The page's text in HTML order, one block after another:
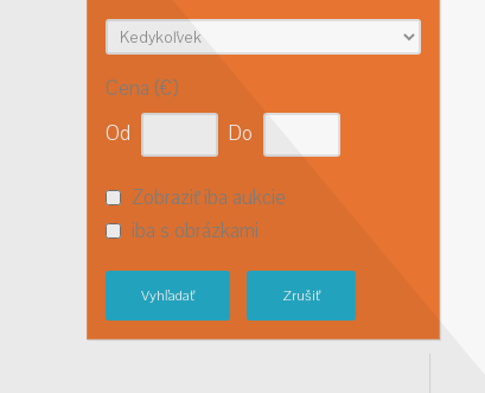
Cena (€)
Od
Do
Zobraziť iba aukcie
iba s obrázkami
Vyhľadať Zrušiť